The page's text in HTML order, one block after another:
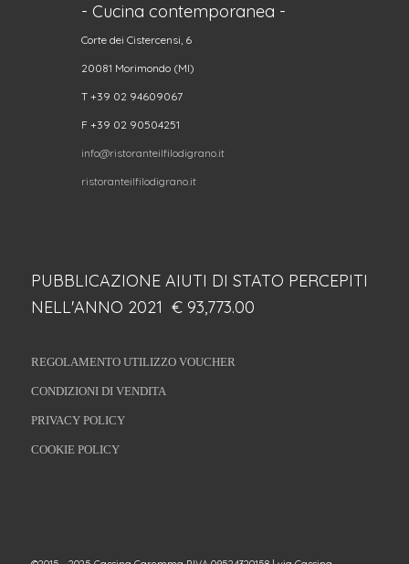
- Cucina contemporanea -
Corte dei Cistercensi, 6
20081 Morimondo (MI)
T +39 02 94609067
F +39 02 90504251
info@ristoranteilfilodigrano.it
ristoranteilfilodigrano.it
PUBBLICAZIONE AIUTI DI STATO PERCEPITI
NELL'ANNO 2021 € 93,773.00
REGOLAMENTO UTILIZZO VOUCHER
CONDIZIONI DI VENDITA
PRIVACY POLICY
COOKIE POLICY